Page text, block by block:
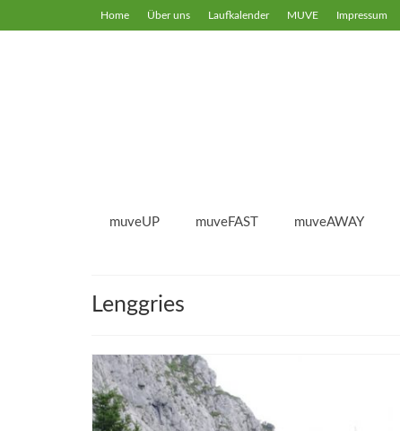
Home Über uns Laufkalender MUVE Impressum
muveUP muveFAST muveAWAY
Lenggries